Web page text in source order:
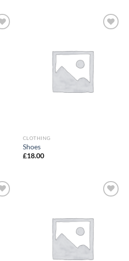
CLOTHING
Shoes
£18.00